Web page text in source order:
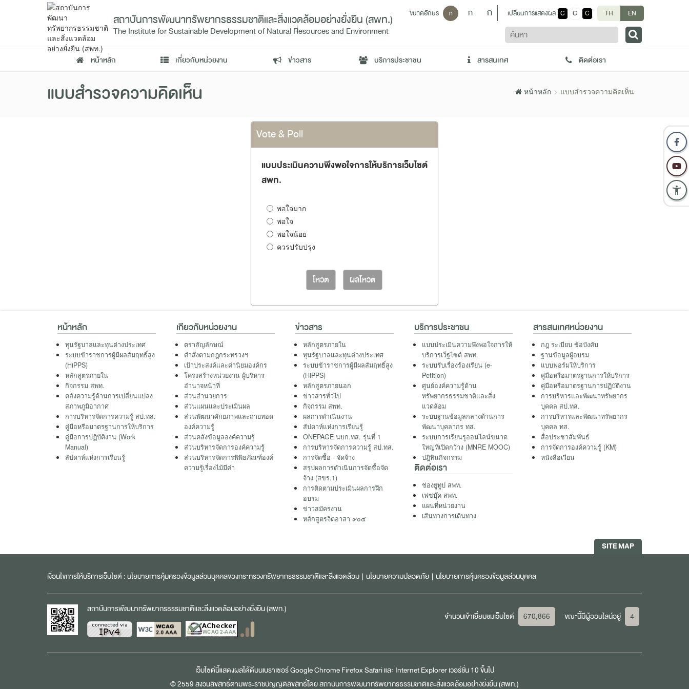
สถาบันการพัฒนาทรัพยากรธรรมชาติและสิ่งแวดล้อมอย่างยั่งยืน (สพท.)
The Institute for Sustainable Development of Natural Resources and Environment
ขนาดอักษร ก ก ก เปลี่ยนการแสดงผล C C C TH EN
ค้นหา
หน้าหลัก เกี่ยวกับหน่วยงาน ข่าวสาร บริการประชาชน สารสนเทศ ติดต่อเรา
แบบสำรวจความคิดเห็น หน้าหลัก แบบสำรวจความคิดเห็น
Vote & Poll
แบบประเมินความพึงพอใจการให้บริการเว็บไซต์
สพท.
พอใจมาก
พอใจ
พอใจน้อย
ควรปรับปรุง
โหวต ผลโหวต
หน้าหลัก
ทุนรัฐบาลและทุนต่างประเทศ
ระบบข้าราชการผู้มีผลสัมฤทธิ์สูง
(HiPPS)
หลักสูตรภายใน
กิจกรรม สพท.
คลังความรู้ด้านการเปลี่ยนแปลง
สภาพภูมิอากาศ
การบริหารจัดการความรู้ สป.ทส.
คู่มือหรือมาตรฐานการให้บริการ
คู่มือการปฏิบัติงาน (Work
Manual)
สัปดาห์แห่งการเรียนรู้
เกียวกับหน่วยงาน
ตราสัญลักษณ์
คำสั่งตามกฎกระทรวงฯ
เป้าประสงค์และค่านิยมองค์กร
โครงสร้างหน่วยงาน ผู้บริหาร
อำนาจหน้าที่
ส่วนอำนวยการ
ส่วนแผนและประเมินผล
ส่วนพัฒนาศักยภาพและถ่ายทอด
องค์ความรู้
ส่วนคลังข้อมูลองค์ความรู้
ส่วนบริหารจัดการองค์ความรู้
ส่วนบริหารจัดการพิพิธภัณฑ์องค์
ความรู้เรื่องไม้มีค่า
ข่าวสาร
หลักสูตรภายใน
ทุนรัฐบาลและทุนต่างประเทศ
ระบบข้าราชการผู้มีผลสัมฤทธิ์สูง
(HiPPS)
หลักสูตรภายนอก
ข่าวสารทั่วไป
กิจกรรม สพท.
ผลการดำเนินงาน
สัปดาห์แห่งการเรียนรู้
ONEPAGE นบก.ทส. รุ่นที่ 1
การบริหารจัดการความรู้ สป.ทส.
การจัดซื้อ - จัดจ้าง
สรุปผลการดำเนินการจัดซื้อจัด
จ้าง (สขร.1)
การติดตามประเมินผลการฝึก
อบรม
ข่าวสมัครงาน
หลักสูตรจิตอาสา ๙๐๔
บริการประชาชน
แบบประเมินความพึงพอใจการให้
บริการเว็ฐไซต์ สพท.
ระบบรับเรื่องร้องเรียน (e-
Petition)
ศูนย์องค์ความรู้ด้าน
ทรัพยากรธรรมชาติและสิ่ง
แวดล้อม
ระบบฐานข้อมูลกลางด้านการ
พัฒนาบุคลากร ทส.
ระบบการเรียนรูออนไลน์ขนาด
ใหญ่ที่เปิดกว้าง (MNRE MOOC)
ปฎิทินกิจกรรม
สารสนเทศหน่วยงาน
กฎ ระเบียบ ข้อบังคับ
ฐานข้อมูลผู้อบรม
แบบฟอร์มให้บริการ
คู่มือหรือมาตรฐานการให้บริการ
คู่มือหรือมาตรฐานการปฏิบัติงาน
การบริหารและพัฒนาทรัพยากร
บุคคล สป.ทส.
การบริหารและพัฒนาทรัพยากร
บุคคล ทส.
สื่อประชาสัมพันธ์
การจัดการองค์ความรู้ (KM)
หนังสือเวียน
ติดต่อเรา
ช่องยูทูป สพท.
เฟซบุ๊ค สพท.
แผนที่หน่วยงาน
เส้นทางการเดินทาง
SITE MAP
เงื่อนไขการให้บริการเว็บไซต์ :นโยบายการคุ้มครองข้อมูลส่วนบุคคลของกระทรวงทรัพยากรธรรมชาติและสิ่งแวดล้อม | นโยบายความปลอดภัย | นโยบายการคุ้มครองข้อมูลส่วนบุคคล
สถาบันการพัฒนาทรัพยากรธรรมชาติและสิ่งแวดล้อมอย่างยั่งยืน (สพท.)
จำนวนเข้าเยี่ยมชมเว็บไซต์ 670,866 ขณะนี้มีผู้ออนไลน์อยู่ 4
เว็บไซต์นี้แสดงผลได้ดีบนเบราเซอร์Google ChromeFirefoxSafariและ Internet Explorerเวอร์ชั่น 10 ขึ้นไป
© 2559 สงวนลิขสิทธิ์ตามพระราชบัญญัติลิขสิทธิ์โดย สถาบันการพัฒนาทรัพยากรธรรมชาติและสิ่งแวดล้อมอย่างยั่งยืน (สพท.)